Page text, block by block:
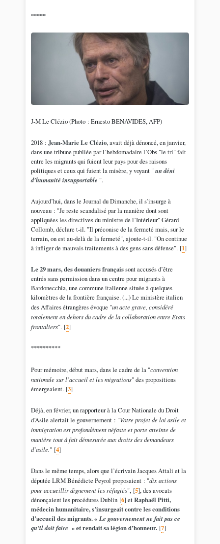
*****
J-M Le Clézio (Photo : Ernesto BENAVIDES, AFP)
2018 : Jean-Marie Le Clézio, avait déjà dénoncé, en janvier,
dans une tribune publiée par l’hebdomadaire l’Obs "le tri" fait
entre les migrants qui fuient leur pays pour des raisons
politiques et ceux qui fuient la misère, y voyant "un déni
d’humanité insupportable ".
Aujourd’hui, dans le Journal du Dimanche, il s’insurge à
nouveau : "Je reste scandalisé par la manière dont sont
appliquées les directives du ministre de l’Intérieur" Gérard
Collomb, déclare t-il. "Il préconise de la fermeté mais, sur le
terrain, on est au-delà de la fermeté", ajoute-t-il. "On continue
à infliger de mauvais traitements à des gens sans défense".[1]
Le 29 mars, des douaniers françaissont accusés d’être
entrés sans permission dans un centre pour migrants à
Bardonecchia, une commune italienne située à quelques
kilomètres de la frontière française. (...) Le ministère italien
des Affaires étrangères évoque "un acte grave, considéré
totalement en dehors du cadre de la collaboration entre Etats
frontaliers".[2]
**********
Pour mémoire, début mars, dans le cadre de la "convention
nationale sur l’accueil et les migrations" des propositions
émergeaient.[3]
Déjà, en février, un rapporteur à la Cour Nationale du Droit
d’Asile alertait le gouvernement : "Votre projet de loi asile et
immigration est profondément néfaste et porte atteinte de
manière tout à fait démesurée aux droits des demandeurs
d’asile."[4]
Dans le même temps, alors que l’écrivain Jacques Attali et la
députée LRM Bénédicte Peyrol proposaient : "dix actions
pour accueillir dignement les réfugiés",[5], des avocats
dénonçaient les procédures Dublin[6]etRaphaël Pitti,
médecin humanitaire, s’insurgeait contre les conditions
d’accueil des migrants. « Le gouvernement ne fait pas ce
qu’il doit faire » et rendait sa légion d’honneur.[7]